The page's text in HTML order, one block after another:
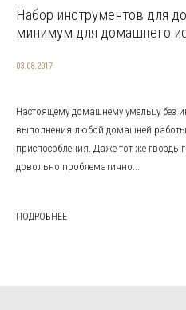
Набор инструментов для
минимум для домашнего
03.08.2017
Настоящему домашнему умельцу без
выполнения любой домашней
приспособления. Даже тот же
довольно проблематично...
ПОДРОБНЕЕ